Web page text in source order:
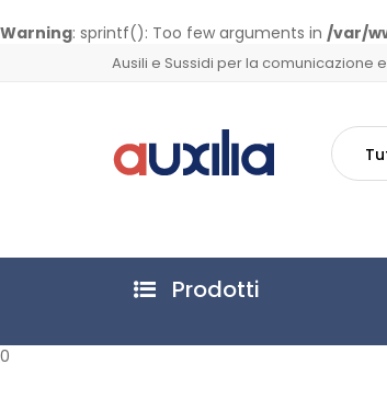
Warning: sprintf(): Too few arguments in /var/
Ausili e Sussidi per la comunicazione
Prodotti
0